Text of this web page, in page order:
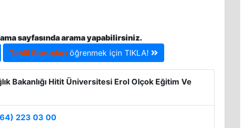
sayfasında arama yapabilirsiniz.
Tahlil Sonuçları öğrenmek için TIKLA!
Bakanlığı Hitit Üniversitesi Erol Olçok Eğitim Ve
223 03 00